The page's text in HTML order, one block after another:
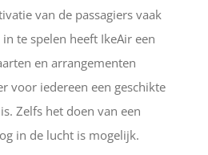
van de passagiers vaak
te spelen heeft IkeAir een
en arrangementen
voor iedereen een geschikte
Zelfs het doen van een
in de lucht is mogelijk.